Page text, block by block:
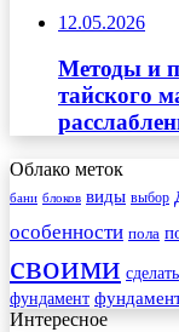
12.05.2026
Методы и
тайского
Облако меток
бани блоков виды выбор
особенности пола
своими сделать
фундамент
Интересное